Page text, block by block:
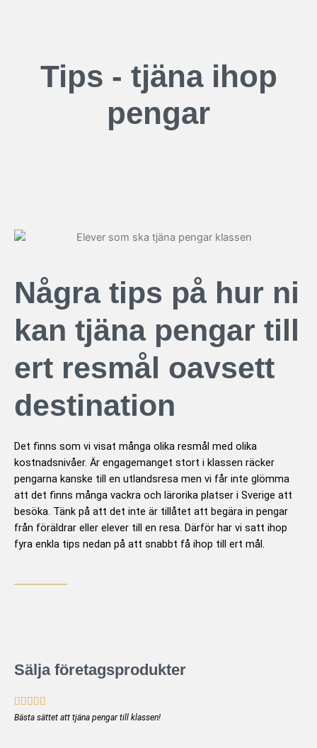
Tips - tjäna ihop
pengar
Några tips på hur ni
kan tjäna pengar till
ert resmål oavsett
destination
Det finns som vi visat många olika resmål med olika
kostnadsnivåer. Är engagemanget stort i klassen räcker
pengarna kanske till en utlandsresa men vi får inte glömma
att det finns många vackra och lärorika platser i Sverige att
besöka. Tänk på att det inte är tillåtet att begära in pengar
från föräldrar eller elever till en resa. Därför har vi satt ihop
fyra enkla tips nedan på att snabbt få ihop till ert mål.
Sälja företagsprodukter
    
e
Bästa sättet att tjäna pengar till klassen!